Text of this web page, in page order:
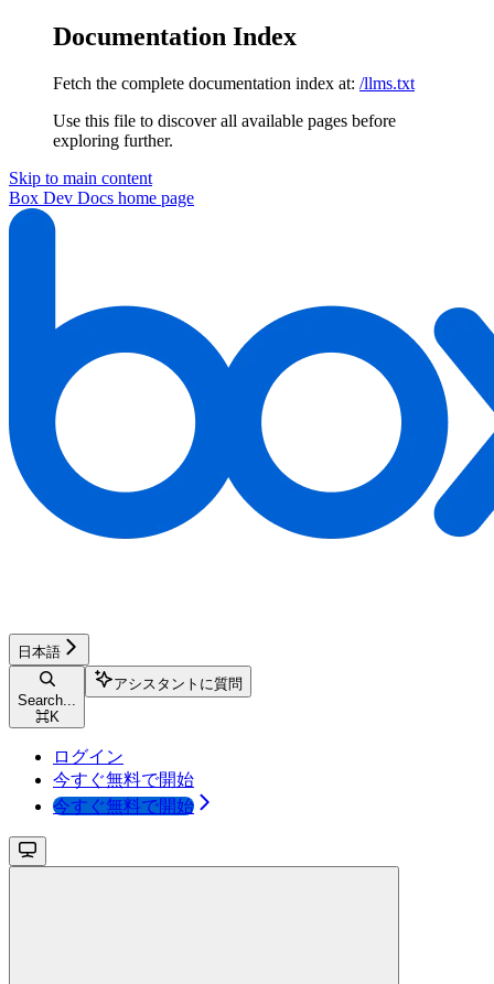
Documentation Index
Fetch the complete documentation index at: /llms.txt
Use this file to discover all available pages before
exploring further.
Skip to main content
Box Dev Docs home page
日本語
Search...
⌘K
アシスタントに質問
ログイン
今すぐ無料で開始
今すぐ無料で開始